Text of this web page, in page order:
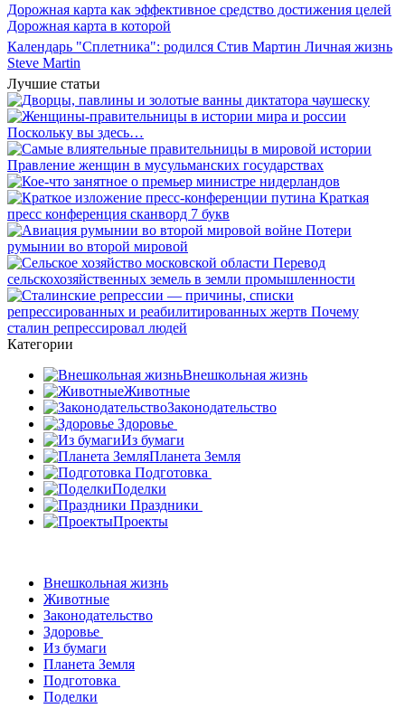
Дорожная карта как эффективное средство достижения целей
Дорожная карта в которой
Календарь "Сплетника": родился Стив Мартин Личная жизнь
Steve Martin
Лучшие статьи
Категории
Внешкольная жизнь
Животные
Законодательство
Здоровье
Из бумаги
Планета Земля
Подготовка
Поделки
Праздники
Проекты
Внешкольная жизнь
Животные
Законодательство
Здоровье
Из бумаги
Планета Земля
Подготовка
Поделки